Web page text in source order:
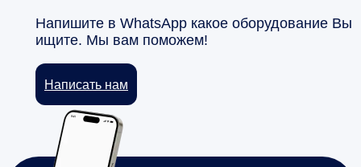
Напишите в WhatsApp какое оборудование Вы
ищите. Мы вам поможем!
Написать нам